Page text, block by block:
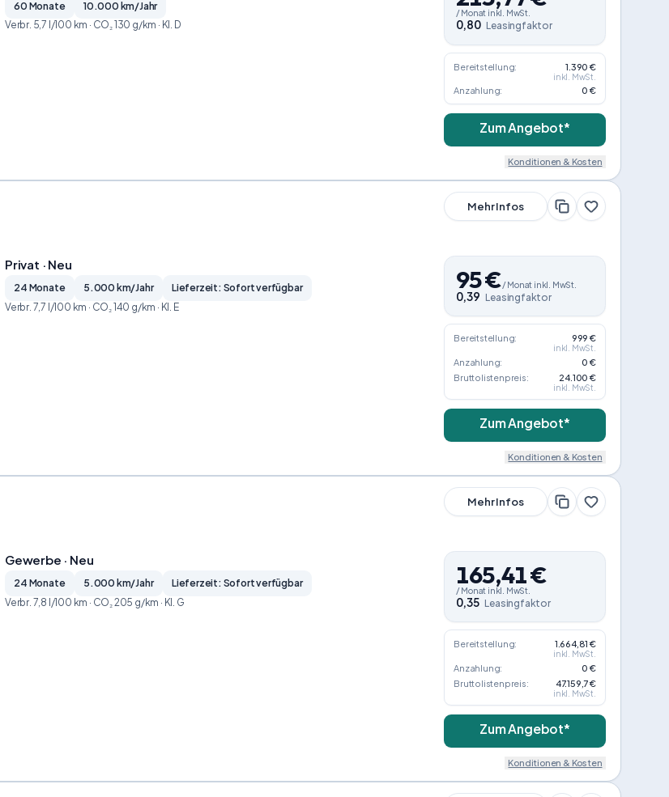
60 Monate
10.000 km/Jahr
Verbr. 5,7 l/100 km · CO₂ 130 g/km · Kl. D
/Monat inkl. MwSt.
0,80 Leasingfaktor
Bereitstellung: 1.390 €
inkl. MwSt.
Anzahlung: 0 €
Zum Angebot*
Konditionen & Kosten
Mehr Infos
Privat · Neu
24 Monate 5.000 km/Jahr
Lieferzeit: Sofort verfügbar
Verbr. 7,7 l/100 km · CO₂ 140 g/km · Kl. E
95€/Monat inkl. MwSt.
0,39 Leasingfaktor
Bereitstellung: 999 €
inkl. MwSt.
Anzahlung:
0 €
Bruttolistenpreis:
24.100 €
inkl. MwSt.
Zum Angebot*
Konditionen & Kosten
Mehr Infos
Gewerbe · Neu
24 Monate 5.000 km/Jahr
Lieferzeit: Sofort verfügbar
Verbr. 7,8 l/100 km · CO₂ 205 g/km · Kl. G
165,41€
/Monat inkl. MwSt.
0,35 Leasingfaktor
Bereitstellung: 1.664,81 €
inkl. MwSt.
Anzahlung:
0 €
Bruttolistenpreis:
47.159,7 €
inkl. MwSt.
Zum Angebot*
Konditionen & Kosten